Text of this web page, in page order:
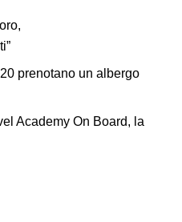
prenotano un albergo
Academy On Board, la